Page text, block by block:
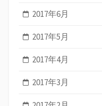
2017年6月
2017年5月
2017年4月
2017年3月